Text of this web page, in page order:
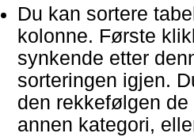
Du kan sortere
kolonne. Første
synkende etter
sorteringen igjen.
den rekkefølgen
annen kategori,